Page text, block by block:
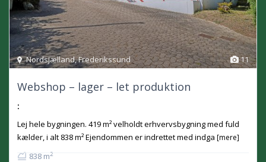
11
Nordsjælland,Frederikssund
Webshop – lager – let produktion
:
Lej hele bygningen. 419 m² velholdt erhvervsbygning med fuld
kælder, i alt 838 m² Ejendommen er indrettet med indga [mere]
838 m2